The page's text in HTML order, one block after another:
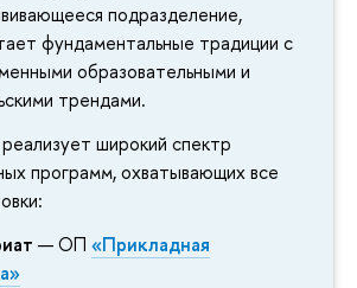
подразделение,
фундаментальные традиции с
образовательными и
трендами.
широкий спектр
программ, охватывающих все
— ОП«Прикладная